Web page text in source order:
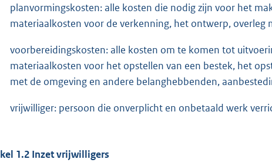
planvormingskosten: alle kosten die nodig zijn voor het
materiaalkosten voor de verkenning, het ontwerp, overleg
voorbereidingskosten: alle kosten om te komen tot
materiaalkosten voor het opstellen van een bestek, het
met de omgeving en andere belanghebbenden,
vrijwilliger: persoon die onverplicht en onbetaald werk
1.2 Inzet vrijwilligers